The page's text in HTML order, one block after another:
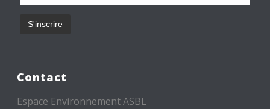
Contact
Espace Environnement ASBL